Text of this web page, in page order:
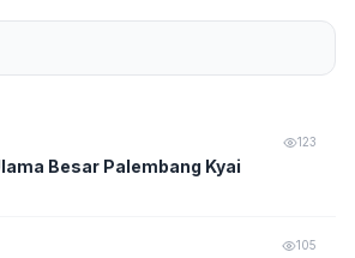
123
Besar Palembang Kyai
105